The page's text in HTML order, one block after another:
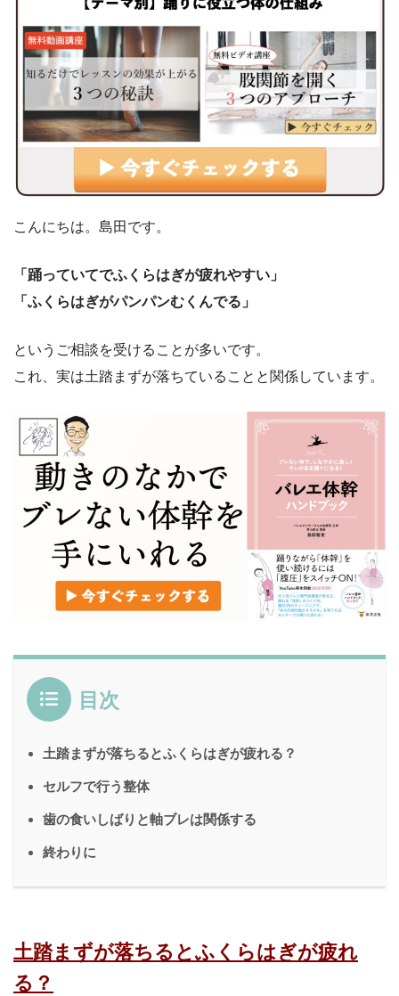
こんにちは。島田です。
「踊っていてでふくらはぎが疲れやすい」
「ふくらはぎがパンパンむくんでる」
というご相談を受けることが多いです。
これ、実は土踏まずが落ちていることと関係しています。
目次
土踏まずが落ちるとふくらはぎが疲れる？
セルフで行う整体
歯の食いしばりと軸ブレは関係する
終わりに
土踏まずが落ちるとふくらはぎが疲れ
る？